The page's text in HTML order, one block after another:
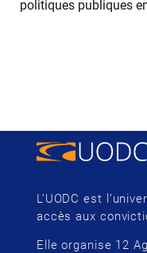
politiques publiques
L’UODC est
accès aux
Elle organise 12